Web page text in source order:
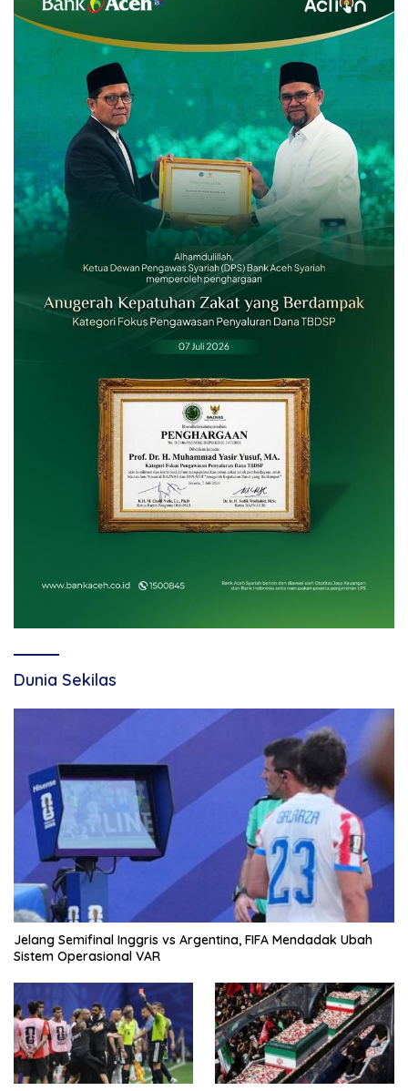
Dunia Sekilas
Jelang Semifinal Inggris vs Argentina, FIFA Mendadak Ubah
Sistem Operasional VAR